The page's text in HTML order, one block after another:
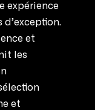
expérience
et
les
et